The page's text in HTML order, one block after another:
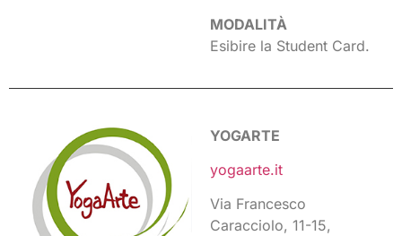
MODALITÀ
Esibire la Student Card.
YOGARTE
yogaarte.it
Via Francesco
Caracciolo, 11-15,